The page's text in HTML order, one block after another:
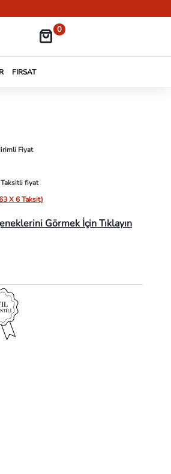
0
FIRSAT
Fiyat
fiyat
X 6 Taksit)
Görmek İçin Tıklayın